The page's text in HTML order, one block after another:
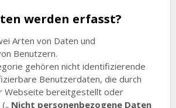
werden erfasst?
Arten von Daten und
Benutzern.
gehören nicht identifizierende
Benutzerdaten, die durch
Webseite bereitgestellt oder
Nicht personenbezogene Daten